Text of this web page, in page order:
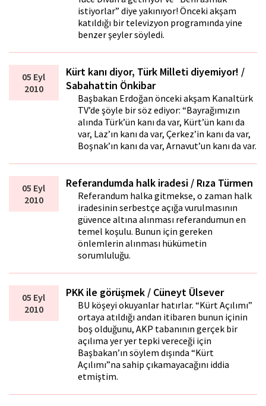
istiyorlar” diye yakınıyor! Önceki akşam
katıldığı bir televizyon programında yine
benzer şeyler söyledi.
05 Eyl
2010
Kürt kanı diyor, Türk Milleti diyemiyor! /
Sabahattin Önkibar
Başbakan Erdoğan önceki akşam Kanaltürk
TV’de şöyle bir söz ediyor: “Bayrağımızın
alında Türk’ün kanı da var, Kürt’ün kanı da
var, Laz’ın kanı da var, Çerkez’in kanı da var,
Boşnak’ın kanı da var, Arnavut’un kanı da var.
05 Eyl
2010
Referandumda halk iradesi / Rıza Türmen
Referandum halka gitmekse, o zaman halk
iradesinin serbestçe açığa vurulmasının
güvence altına alınması referandumun en
temel koşulu. Bunun için gereken
önlemlerin alınması hükümetin
sorumluluğu.
05 Eyl
2010
PKK ile görüşmek / Cüneyt Ülsever
BU köşeyi okuyanlar hatırlar. “Kürt Açılımı”
ortaya atıldığı andan itibaren bunun içinin
boş olduğunu, AKP tabanının gerçek bir
açılıma yer yer tepki vereceği için
Başbakan’ın söylem dışında “Kürt
Açılımı”na sahip çıkamayacağını iddia
etmiştim.